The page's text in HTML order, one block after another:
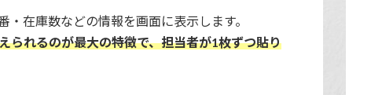
在庫数などの情報を画面に表示します。
られるのが最大の特徴で、担当者が1枚ずつ貼り